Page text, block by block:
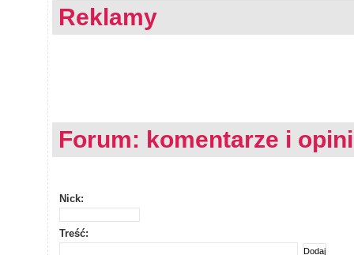
Reklamy
Forum: komentarze i
Nick:
Treść: